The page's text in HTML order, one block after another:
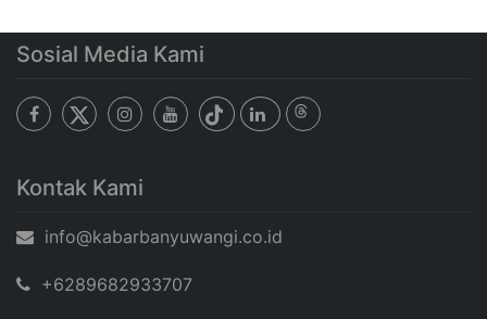
Sosial Media Kami
Kontak Kami
info@kabarbanyuwangi.co.id
+6289682933707